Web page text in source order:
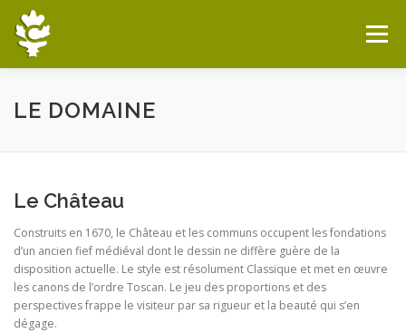
contenu
Menu
BIENVENUE À CHÂTEAUFER
BOUTIQUE
LE DOMAINE
Le Château
Construits en 1670, le Château et les communs occupent les fondations
d’un ancien fief médiéval dont le dessin ne diffère guère de la
disposition actuelle. Le style est résolument Classique et met en œuvre
les canons de l’ordre Toscan. Le jeu des proportions et des
perspectives frappe le visiteur par sa rigueur et la beauté qui s’en
dégage.